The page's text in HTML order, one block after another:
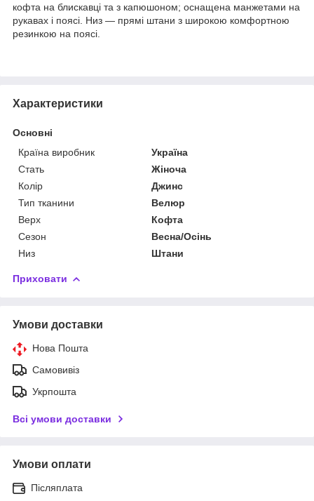
кофта на блискавці та з капюшоном; оснащена манжетами на
рукавах і поясі. Низ — прямі штани з широкою комфортною
резинкою на поясі.
Характеристики
Основні
Країна виробник
Україна
Стать
Жіноча
Колір
Джинс
Тип тканини
Велюр
Верх
Кофта
Сезон
Весна/Осінь
Низ
Штани
Приховати
Умови доставки
Нова Пошта
Самовивіз
Укрпошта
Всі умови доставки
Умови оплати
Післяплата